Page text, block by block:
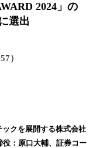
2024」の
選出
）
クを展開する株式会社
：原口大輔、証券コー